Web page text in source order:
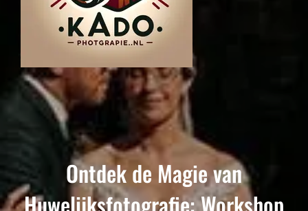
Ontdek de Magie van
Huwelijksfotografie: Workshop